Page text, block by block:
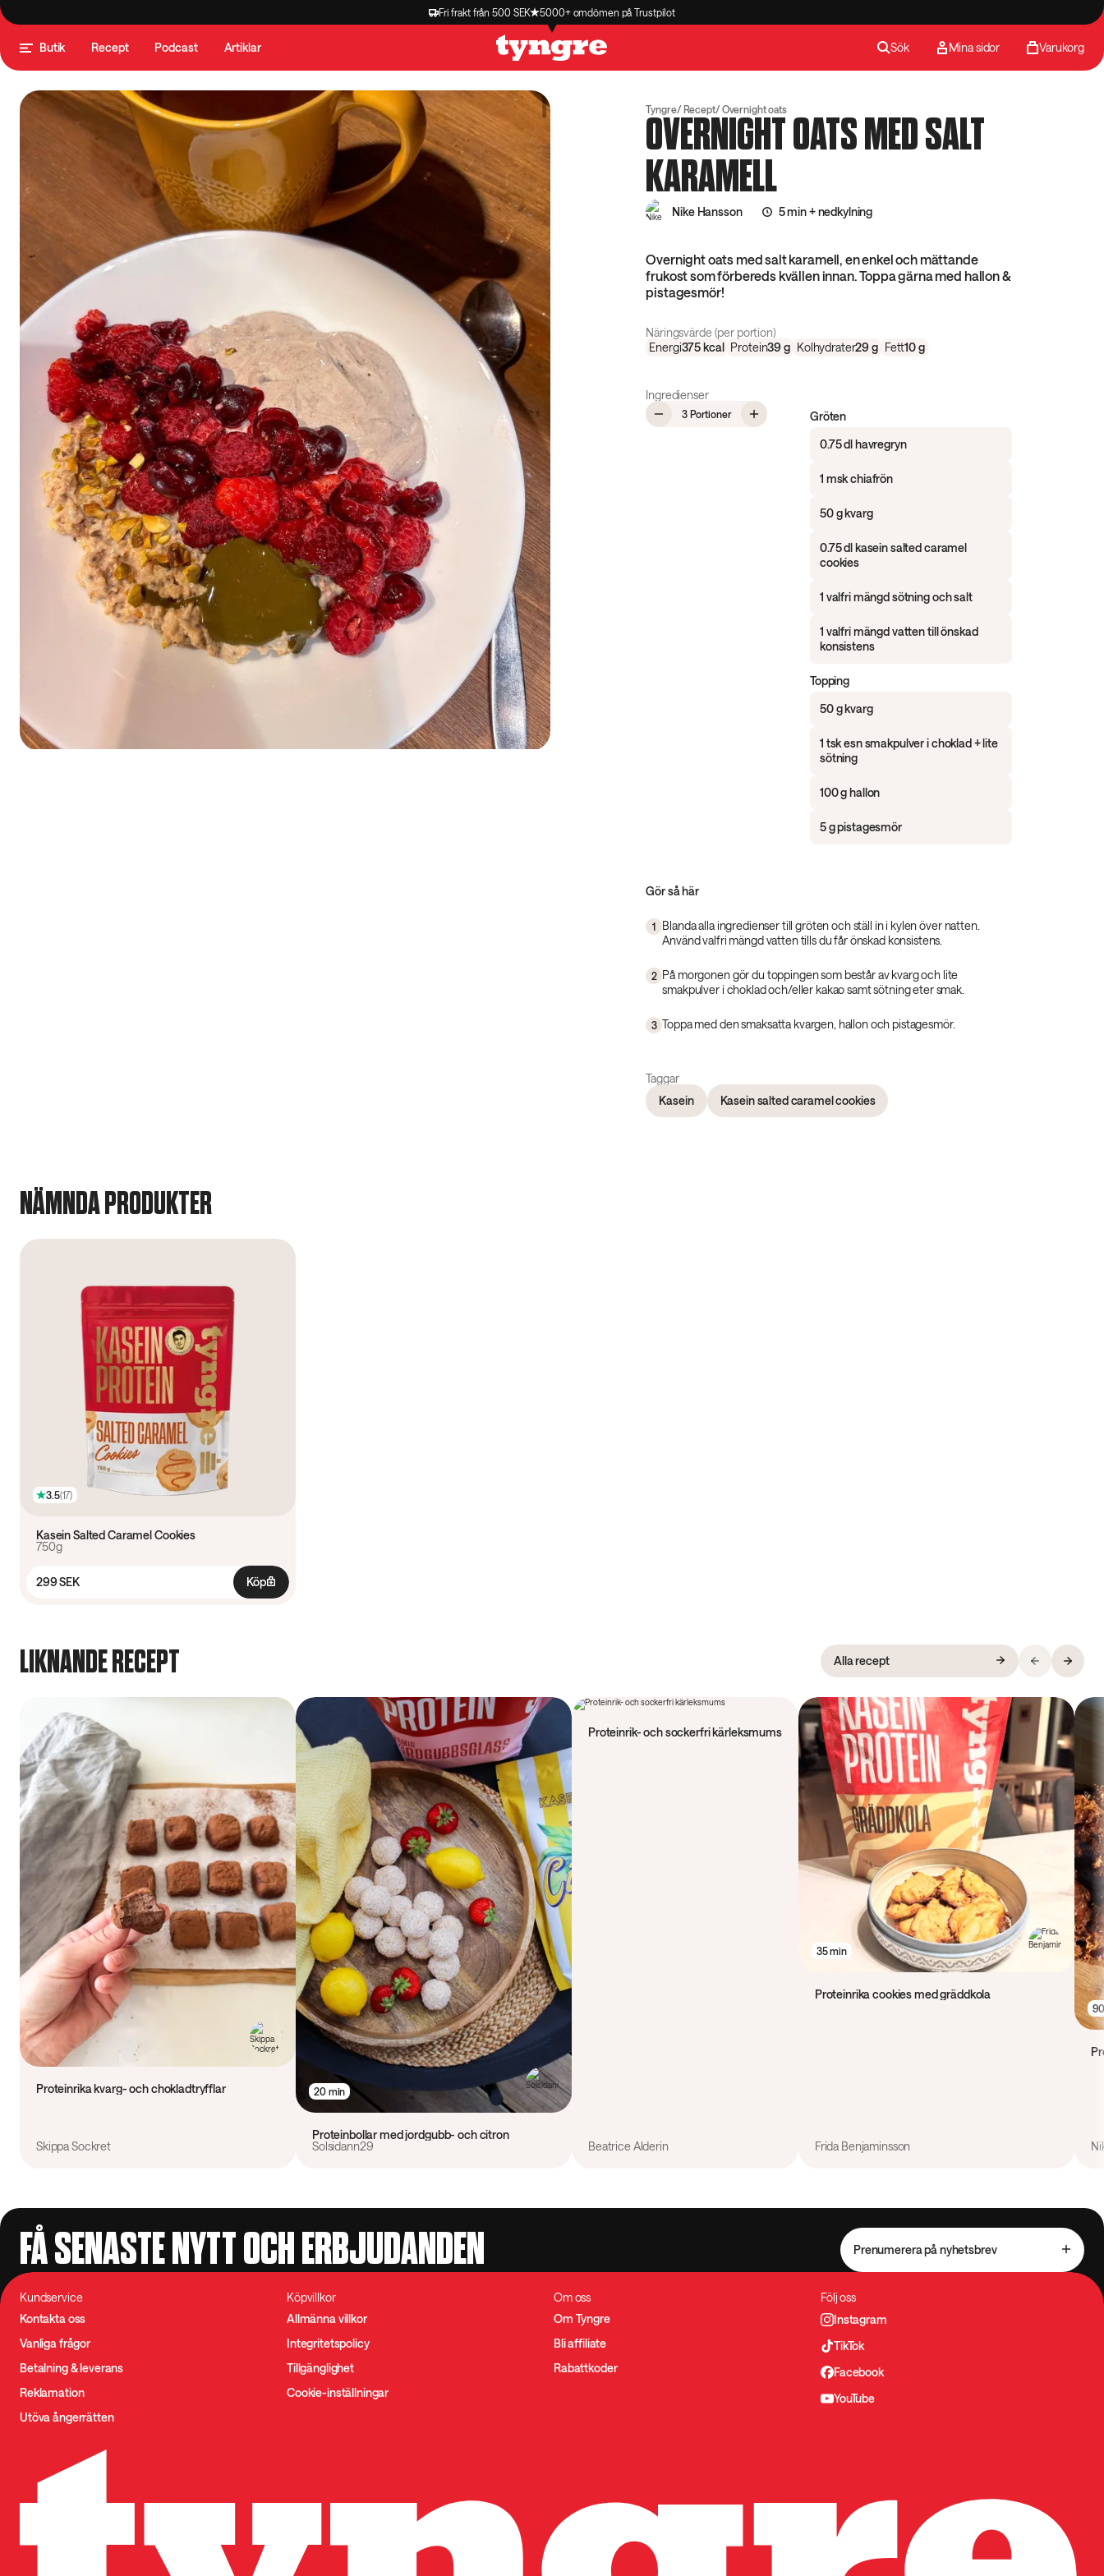
Fri frakt från 500 SEK 5000+ omdömen på Trustpilot
Butik Recept Podcast Artiklar Sök Mina sidor Varukorg
Tyngre Recept Overnight oats
OVERNIGHT OATS MED SALT
KARAMELL
Nike Hansson 5 min + nedkylning
Overnight oats med salt karamell, en enkel och mättande
frukost som förbereds kvällen innan. Toppa gärna med hallon &
pistagesmör!
Näringsvärde (per portion)
Energi375kcal Protein39 g Kolhydrater29 g Fett10g
Ingredienser
3 Portioner, Overnight oats med salt karamell
Gröten
0.75 dl havregryn
1 msk chiafrön
50 g kvarg
0.75 dl kasein salted caramel
cookies
1 valfri mängd sötning och salt
1 valfri mängd vatten till önskad
konsistens
Topping
50 g kvarg
1 tsk esn smakpulver i choklad + lite
sötning
100 g hallon
5 g pistagesmör
Gör så här
1
Blanda alla ingredienser till gröten och ställ in i kylen över natten.
Använd valfri mängd vatten tills du får önskad konsistens.
2 På morgonen gör du toppingen som består av kvarg och lite
smakpulver i choklad och/eller kakao samt sötning eter smak.
3 Toppa med den smaksatta kvargen, hallon och pistagesmör.
Taggar
Kasein
Kasein salted caramel cookies
NÄMNDA PRODUKTER
3.5(17)
Kasein Salted Caramel Cookies
750g
299 SEK Köp
LIKNANDE RECEPT Alla recept
Proteinrika kvarg- och chokladtryfflar
Skippa Sockret
20 min
Proteinbollar med jordgubb- och citron
Solsidann29
Proteinrik- och sockerfri kärleksmums
Beatrice Alderin
35 min
Proteinrika cookies med gräddkola
Frida Benjaminsson
FÅ SENASTE NYTT OCH ERBJUDANDEN Prenumerera på nyhetsbrev
Kundservice
Kontakta oss
Vanliga frågor
Betalning & leverans
Reklamation
Utöva ångerrätten
Köpvillkor
Allmänna villkor
Integritetspolicy
Tillgänglighet
Cookie-inställningar
Om oss
Om Tyngre
Bli affiliate
Rabattkoder
Följ oss
Instagram
TikTok
Facebook
YouTube